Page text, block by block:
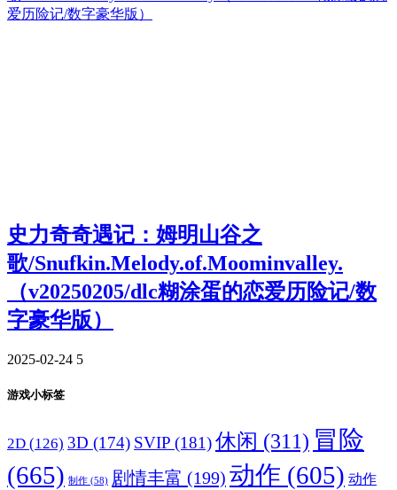
史力奇奇遇记：姆明山谷之
歌/Snufkin.Melody.of.Moominvalley.
（v20250205/dlc糊涂蛋的恋爱历险记/数
字豪华版）
2025-02-24 5
游戏小标签
2D (126) 3D (174) SVIP (181)休闲 (311) 冒险
(665) 制作 (58) 剧情丰富 (199) 动作 (605) 动作